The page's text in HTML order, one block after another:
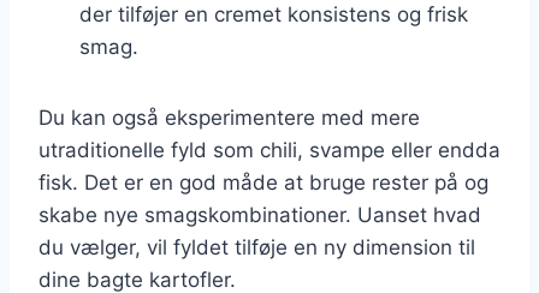
der tilføjer en cremet konsistens og frisk
smag.
Du kan også eksperimentere med mere
utraditionelle fyld som chili, svampe eller endda
fisk. Det er en god måde at bruge rester på og
skabe nye smagskombinationer. Uanset hvad
du vælger, vil fyldet tilføje en ny dimension til
dine bagte kartofler.